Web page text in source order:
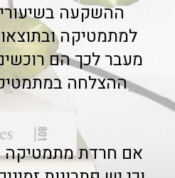
ההשקעה
למתמטיקה
מעבר לכך הם
ההצלחה
אם חרדת מתמטיקה